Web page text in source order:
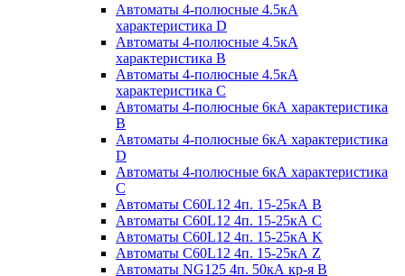
Автоматы 4-полюсные 4.5кА
характеристика D
Автоматы 4-полюсные 4.5кА
характеристика В
Автоматы 4-полюсные 4.5кА
характеристика С
Автоматы 4-полюсные 6кА характеристика
B
Автоматы 4-полюсные 6кА характеристика
D
Автоматы 4-полюсные 6кА характеристика
С
Автоматы C60L12 4п. 15-25кА B
Автоматы C60L12 4п. 15-25кА C
Автоматы C60L12 4п. 15-25кА K
Автоматы C60L12 4п. 15-25кА Z
Автоматы NG125 4п. 50кА кр-я B